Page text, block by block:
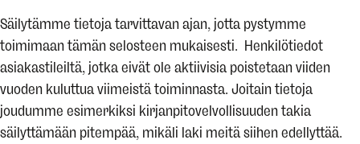
Säilytämme tietoja tarvittavan ajan, jotta pystymme
toimimaan tämän selosteen mukaisesti. Henkilötiedot
asiakastileiltä, jotka eivät ole aktiivisia poistetaan viiden
vuoden kuluttua viimeistä toiminnasta. Joitain tietoja
joudumme esimerkiksi kirjanpitovelvollisuuden takia
säilyttämään pitempää, mikäli laki meitä siihen edellyttää.